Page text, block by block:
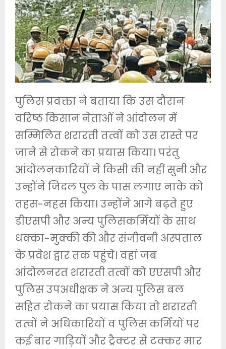
पुलिस प्रवक्ता ने बताया कि उस दौरान
वरिष्ठ किसान नेताओं ने आंदोलन में
सम्मिलित शरारती तत्वों को उस रास्ते पर
जाने से रोकने का प्रयास किया। परंतु
आंदोलनकारियों ने किसी की नहीं सुनी और
उन्होंने जिदल पुल के पास लगाए नाके को
तहस-नहस किया। उन्होंने आगे बढ़ते हुए
डीएसपी और अन्य पुलिसकर्मियों के साथ
धक्का-मुक्की की और संजीवनी अस्पताल
के प्रवेश द्वार तक पहुंचे। वहां जब
आंदोलनरत शरारती तत्वों को एएसपी और
पुलिस उपअधीक्षक ने अन्य पुलिस बल
सहित रोकने का प्रयास किया तो शरारती
तत्वों ने अधिकारियों व पुलिस कर्मियों पर
कई बार गाड़ियों और ट्रैक्टर से टक्कर मार